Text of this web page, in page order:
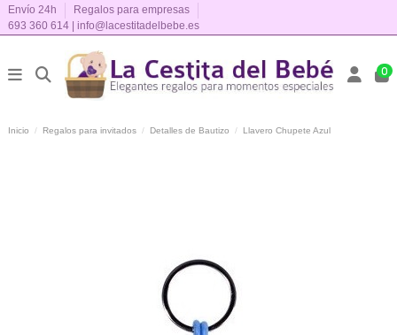
Envío 24h
Regalos para empresas
693 360 614 | info@lacestitadelbebe.es
0
Inicio Regalos para invitados Detalles de Bautizo Llavero Chupete Azul